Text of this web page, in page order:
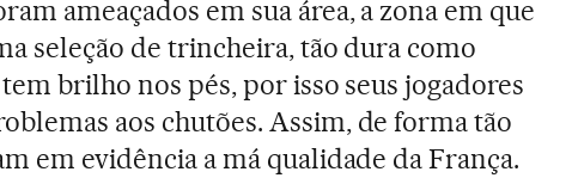
ameaçados em sua área, a zona em que
seleção de trincheira, tão dura como
brilho nos pés, por isso seus jogadores
aos chutões. Assim, de forma tão
em evidência a má qualidade da França.